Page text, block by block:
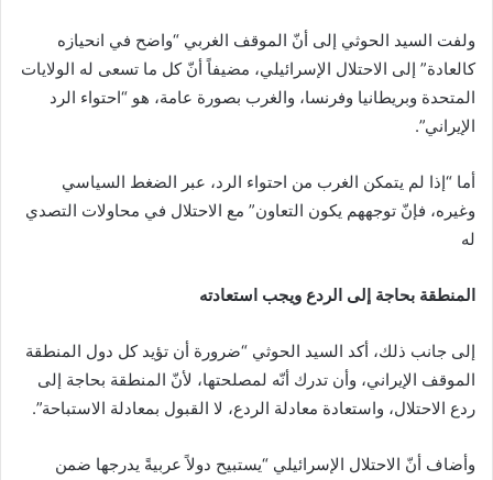
ولفت السيد الحوثي إلى أنّ الموقف الغربي “واضح في انحيازه
كالعادة” إلى الاحتلال الإسرائيلي، مضيفاً أنّ كل ما تسعى له الولايات
المتحدة وبريطانيا وفرنسا، والغرب بصورة عامة، هو “احتواء الرد
الإيراني”.
أما “إذا لم يتمكن الغرب من احتواء الرد، عبر الضغط السياسي
وغيره، فإنّ توجههم يكون التعاون” مع الاحتلال في محاولات التصدي
له
المنطقة بحاجة إلى الردع ويجب استعادته
إلى جانب ذلك، أكد السيد الحوثي “ضرورة أن تؤيد كل دول المنطقة
الموقف الإيراني، وأن تدرك أنّه لمصلحتها، لأنّ المنطقة بحاجة إلى
ردع الاحتلال، واستعادة معادلة الردع، لا القبول بمعادلة الاستباحة”.
وأضاف أنّ الاحتلال الإسرائيلي “يستبيح دولاً عربيةً يدرجها ضمن